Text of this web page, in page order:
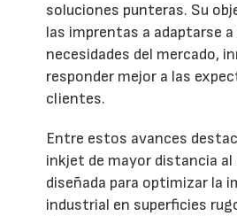
soluciones punteras. Su
las imprentas a adaptarse a
necesidades del mercado,
responder mejor a las
clientes.
Entre estos avances
inkjet de mayor distancia
diseñada para optimizar la
industrial en superficies